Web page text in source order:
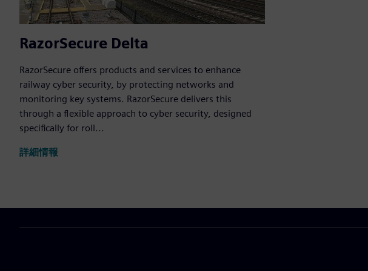
RazorSecure Delta
RazorSecure offers products and services to enhance
railway cyber security, by protecting networks and
monitoring key systems. RazorSecure delivers this
through a flexible approach to cyber security, designed
specifically for roll...
詳細情報